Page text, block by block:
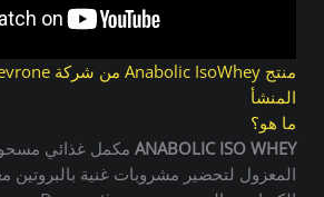
المنشأ
ما هو؟
ANABOLIC ISO WHEY مكمل غذائي
المعزول لتحضير مشروبات غنية بالبروتين